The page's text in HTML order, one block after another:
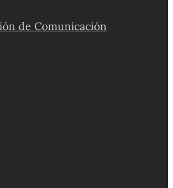
de Comunicación